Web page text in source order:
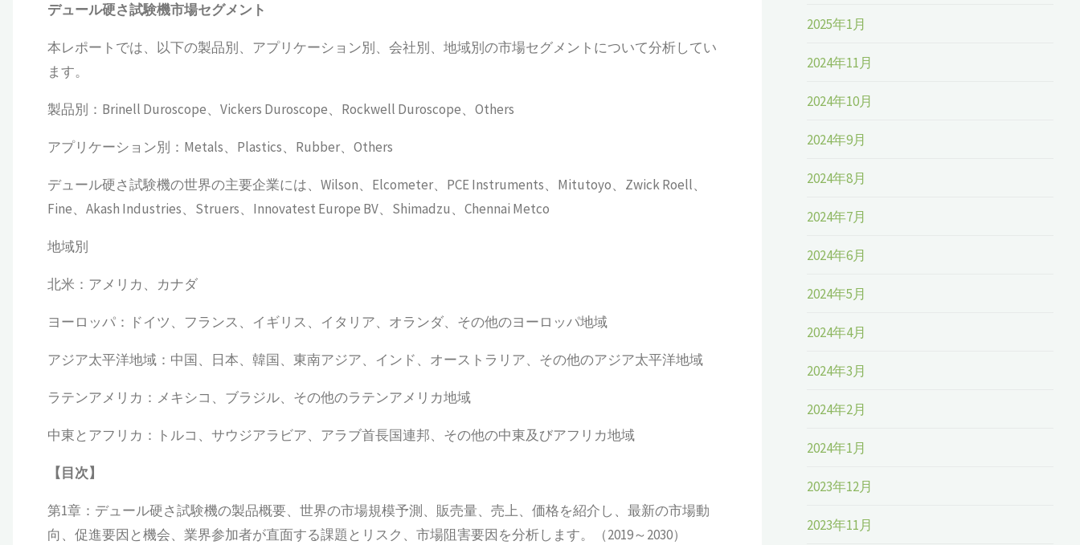
デュール硬さ試験機市場セグメント
本レポートでは、以下の製品別、アプリケーション別、会社別、地域別の市場セグメントについて分析してい
ます。
製品別：Brinell Duroscope、Vickers Duroscope、Rockwell Duroscope、Others
アプリケーション別：Metals、Plastics、Rubber、Others
デュール硬さ試験機の世界の主要企業には、Wilson、Elcometer、PCE Instruments、Mitutoyo、Zwick Roell、
Fine、Akash Industries、Struers、Innovatest Europe BV、Shimadzu、Chennai Metco
地域別
北米：アメリカ、カナダ
ヨーロッパ：ドイツ、フランス、イギリス、イタリア、オランダ、その他のヨーロッパ地域
アジア太平洋地域：中国、日本、韓国、東南アジア、インド、オーストラリア、その他のアジア太平洋地域
ラテンアメリカ：メキシコ、ブラジル、その他のラテンアメリカ地域
中東とアフリカ：トルコ、サウジアラビア、アラブ首長国連邦、その他の中東及びアフリカ地域
【目次】
第1章：デュール硬さ試験機の製品概要、世界の市場規模予測、販売量、売上、価格を紹介し、最新の市場動
向、促進要因と機会、業界参加者が直面する課題とリスク、市場阻害要因を分析します。（2019～2030）
2025年1月
2024年11月
2024年10月
2024年9月
2024年8月
2024年7月
2024年6月
2024年5月
2024年4月
2024年3月
2024年2月
2024年1月
2023年12月
2023年11月